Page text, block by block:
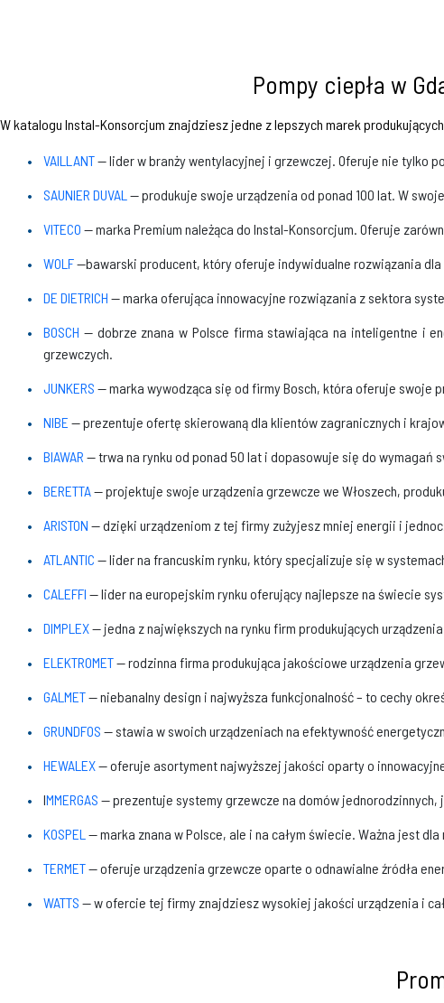
Pompy ciepła w
W katalogu Instal-Konsorcjum znajdziesz jedne z lepszych marek
VAILLANT— lider w branży wentylacyjnej i grzewczej. Oferuje nie tylko
SAUNIER DUVAL — produkuje swoje urządzenia od ponad 100 lat. W
VITECO — marka Premium należąca do Instal-Konsorcjum. Oferuje
WOLF—bawarski producent, który oferuje indywidualne rozwiązania
DE DIETRICH — marka oferująca innowacyjne rozwiązania z sektora
BOSCH — dobrze znana w Polsce firma stawiająca na inteligentne i
grzewczych.
JUNKERS — marka wywodząca się od firmy Bosch, która oferuje swoje
NIBE — prezentuje ofertę skierowaną dla klientów zagranicznych i
BIAWAR — trwa na rynku od ponad 50 lat i dopasowuje się do wymagań
BERETTA— projektuje swoje urządzenia grzewcze we Włoszech,
ARISTON — dzięki urządzeniom z tej firmy zużyjesz mniej energii i
ATLANTIC — lider na francuskim rynku, który specjalizuje się w
CALEFFI — lider na europejskim rynku oferujący najlepsze na świecie
DIMPLEX— jedna z największych na rynku firm produkujących
ELEKTROMET— rodzinna firma produkująca jakościowe urządzenia
GALMET— niebanalny design i najwyższa funkcjonalność – to cechy
GRUNDFOS — stawia w swoich urządzeniach na efektywność
HEWALEX— oferuje asortyment najwyższej jakości oparty o
IMMERGAS — prezentuje systemy grzewcze na domów jednorodzinnych,
KOSPEL — marka znana w Polsce, ale i na całym świecie. Ważna jest
TERMET— oferuje urządzenia grzewcze oparte o odnawialne źródła
WATTS — w ofercie tej firmy znajdziesz wysokiej jakości urządzenia i